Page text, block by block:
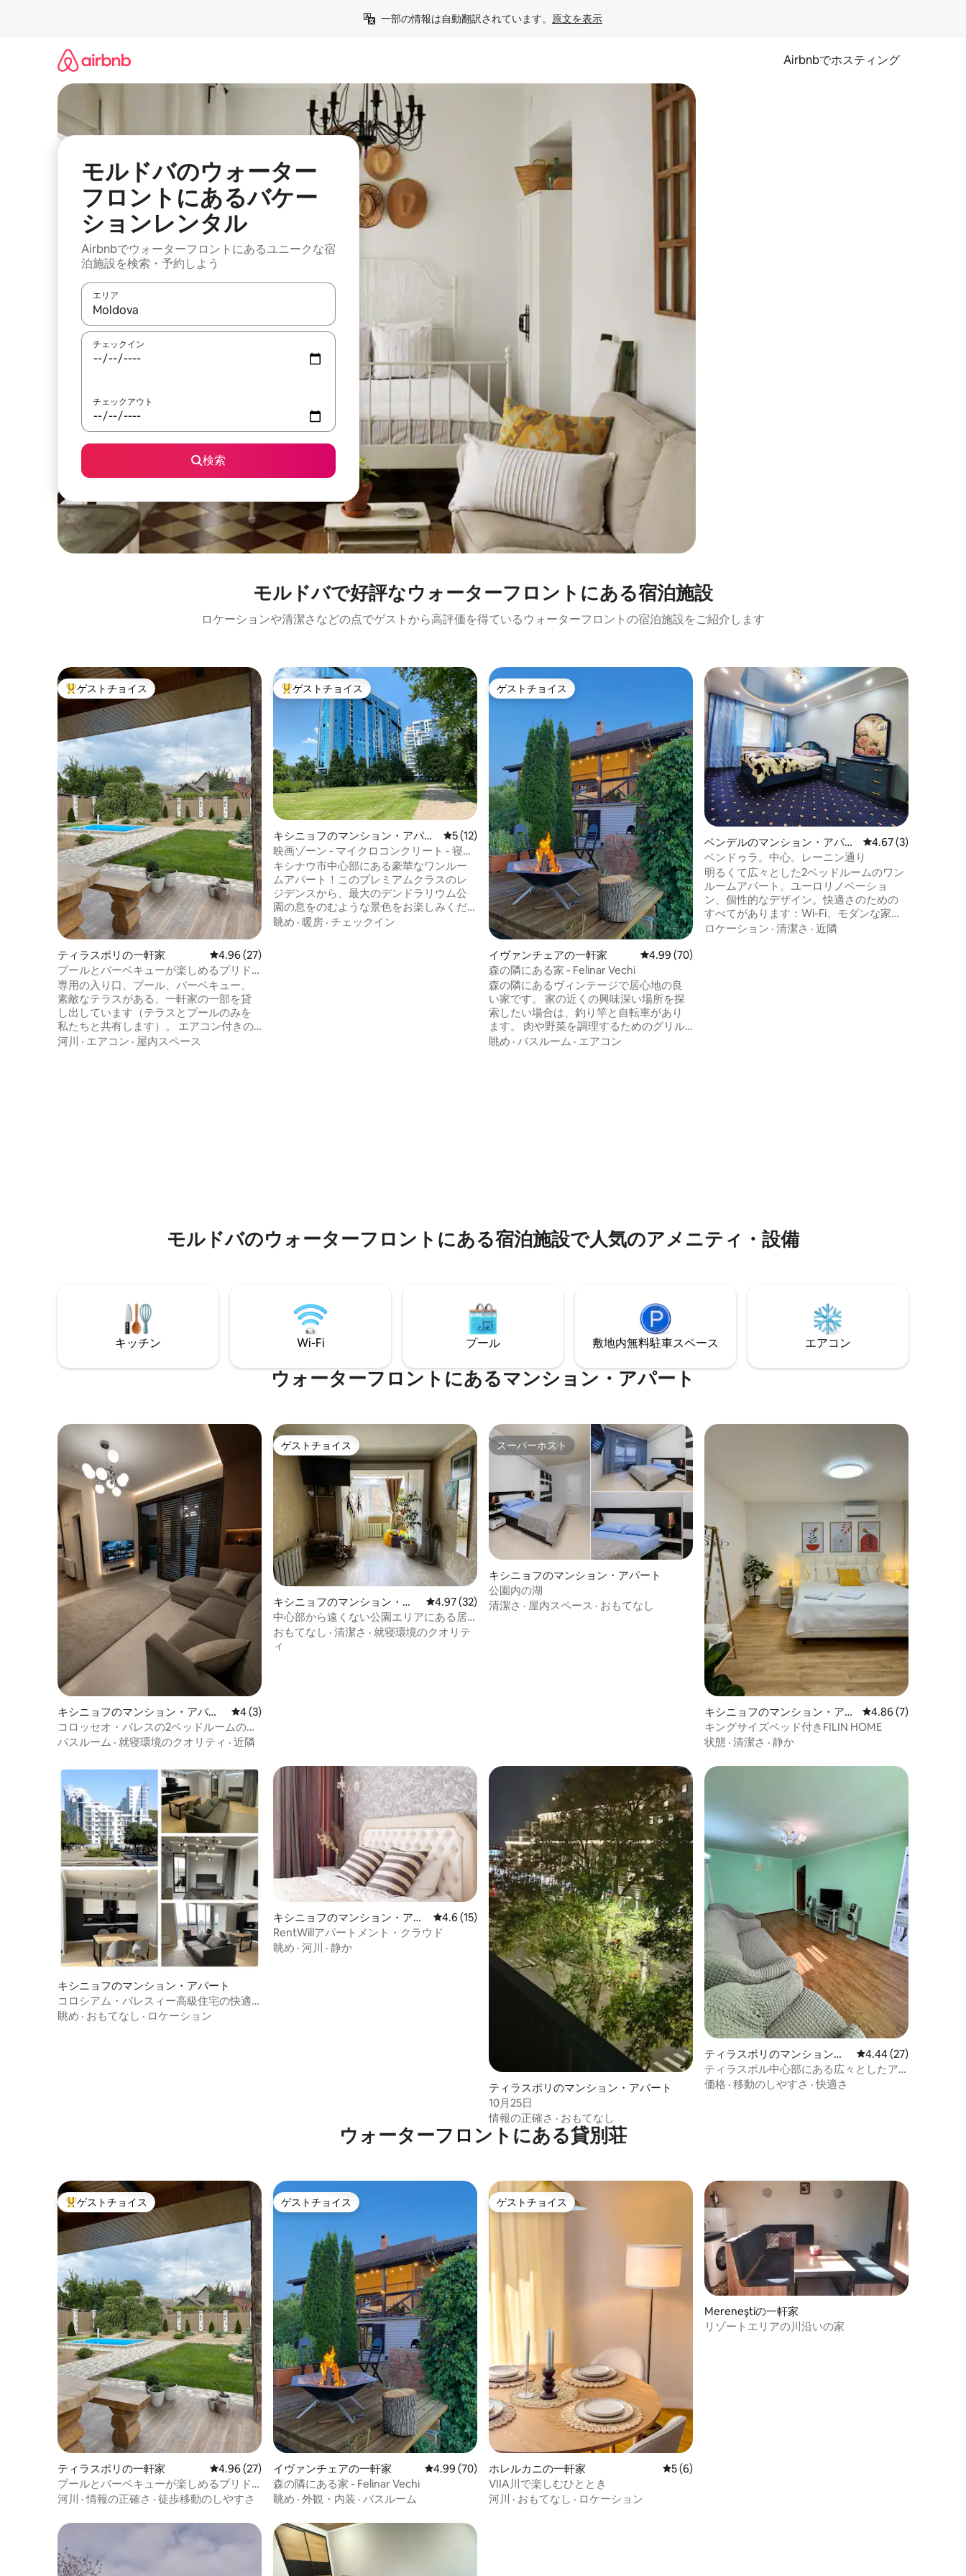
一部の情報は自動翻訳されています。 原文を表示
Airbnbでホスティング
モルドバのウォーター
フロントにあるバケー
ションレンタル
Airbnbでウォーターフロントにあるユニークな宿
泊施設を検索・予約しよう
エリア
検索結果が表示されたら、上下の矢印キーを使って移動するか、画面をタッチまたはスワイプして検索結果を確認することができます。
チェックイン
チェックアウト
検索
モルドバで好評なウォーターフロントにある宿泊施設
ロケーションや清潔さなどの点でゲストから高評価を得ているウォーターフロントの宿泊施設をご紹介します
大好評のゲストチョイスです。
ゲストチョイス
ティラスポリの一軒家 レビュー27件、5つ星中4.96つ星の平均評価
4.96 (27)
プールとバーベキューが楽しめるプリド
ネストロヴィエの一軒家
専用の入り口、プール、バーベキュー、
素敵なテラスがある、一軒家の一部を貸
し出しています（テラスとプールのみを
私たちと共有します）。 エアコン付きの
広いワンルーム（45平方メートル）で、
河川 · エアコン · 屋内スペース
大好評のゲストチョイスです。
ゲストチョイス
キシニョフのマンション・アパー
ト
レビュー12件、5つ星中5つ星の平均評価
5 (12)
映画ゾーン - マイクロコンクリート - 寝室
の浴槽• 公園の眺め
キシナウ市中心部にある豪華なワンルー
ムアパート！このプレミアムクラスのレ
ジデンスから、最大のデンドラリウム公
園の息をのむような景色をお楽しみくだ
さい。アパートには、バスルームと巨大
眺め · 暖房 · チェックイン
ゲストチョイス
ゲストチョイス
イヴァンチェアの一軒家 レビュー70件、5つ星中4.99つ星の平均評価
4.99 (70)
森の隣にある家 - Felinar Vechi
森の隣にあるヴィンテージで居心地の良
い家です。 家の近くの興味深い場所を探
索したい場合は、釣り竿と自転車があり
ます。 肉や野菜を調理するためのグリル
暖炉、または火のそばに座ることができ
眺め · バスルーム · エアコン
ベンデルのマンション・アパー
ト
レビュー3件、5つ星
4.67 (3)
ベンドゥラ。中心。レーニン通り
明るくて広々とした2ベッドルームのワン
ルームアパート。ユーロリノベーショ
ン、個性的なデザイン。快適さのための
すべてがあります：Wi-Fi、モダンな家
具、家電製品：テレビ、冷蔵庫、洗濯
ロケーション · 清潔さ · 近隣
モルドバのウォーターフロントにある宿泊施設で人気のアメニティ・設備
キッチン Wi-Fi プール 敷地内無料駐⁠車ス⁠ペ⁠ー⁠ス エアコン
ウォーターフロントにあるマンション・アパート
キシニョフのマンション・アパー
ト
レビュー3件、5つ星中4つ星の平均評価
4 (3)
コロッセオ・パレスの2ベッドルームのア
パート、公園の近く
バスルーム · 就寝環境のクオリティ · 近隣
ゲストチョイス
ゲストチョイス
キシニョフのマンション・ア
パート
レビュー32件、5つ星中4.97つ星の平均評価
4.97 (32)
中心部から遠くない公園エリアにある居
心地の良いアパート
おもてなし · 清潔さ · 就寝環境のクオリテ
ィ
スーパーホスト
スーパーホスト
キシニョフのマンション・アパート
公園内の湖
清潔さ · 屋内スペース · おもてなし
キシニョフのマンション・アパ
ート
レビュー7件、5つ星
4.86 (7)
キングサイズベッド付きFILIN HOME
状態 · 清潔さ · 静か
キシニョフのマンション・アパート
コロシアム・パレスィー高級住宅の快適
なアパート
眺め · おもてなし · ロケーション
キシニョフのマンション・アパ
ート
レビュー15件、5つ星中4.6つ星の平均評価
4.6 (15)
RentWillアパートメント・クラウド
眺め · 河川 · 静か
ティラスポリのマンション・アパート
10月25日
情報の正確さ · おもてなし
ティラスポリのマンション・
アパート
レビュー27件、5つ星
4.44 (27)
ティラスポル中心部にある広々としたア
パート！
価格 · 移動のしやすさ ·快適さ
ウォーターフロントにある貸別荘
大好評のゲストチョイスです。
ゲストチョイス
ティラスポリの一軒家 レビュー27件、5つ星中4.96つ星の平均評価
4.96 (27)
プールとバーベキューが楽しめるプリド
ネストロヴィエの一軒家
河川 ·情報の正確さ · 徒歩移動のしやすさ
ゲストチョイス
ゲストチョイス
イヴァンチェアの一軒家 レビュー70件、5つ星中4.99つ星の平均評価
4.99 (70)
森の隣にある家 - Felinar Vechi
眺め · 外観・内装 · バスルーム
ゲストチョイス
ゲストチョイス
ホレルカニの一軒家 レビュー6件、5つ星中5つ星の平均評価
5 (6)
VIIA川で楽しむひととき
河川 · おもてなし · ロケーション
Mereneştiの一軒家
リゾートエリアの川沿いの家